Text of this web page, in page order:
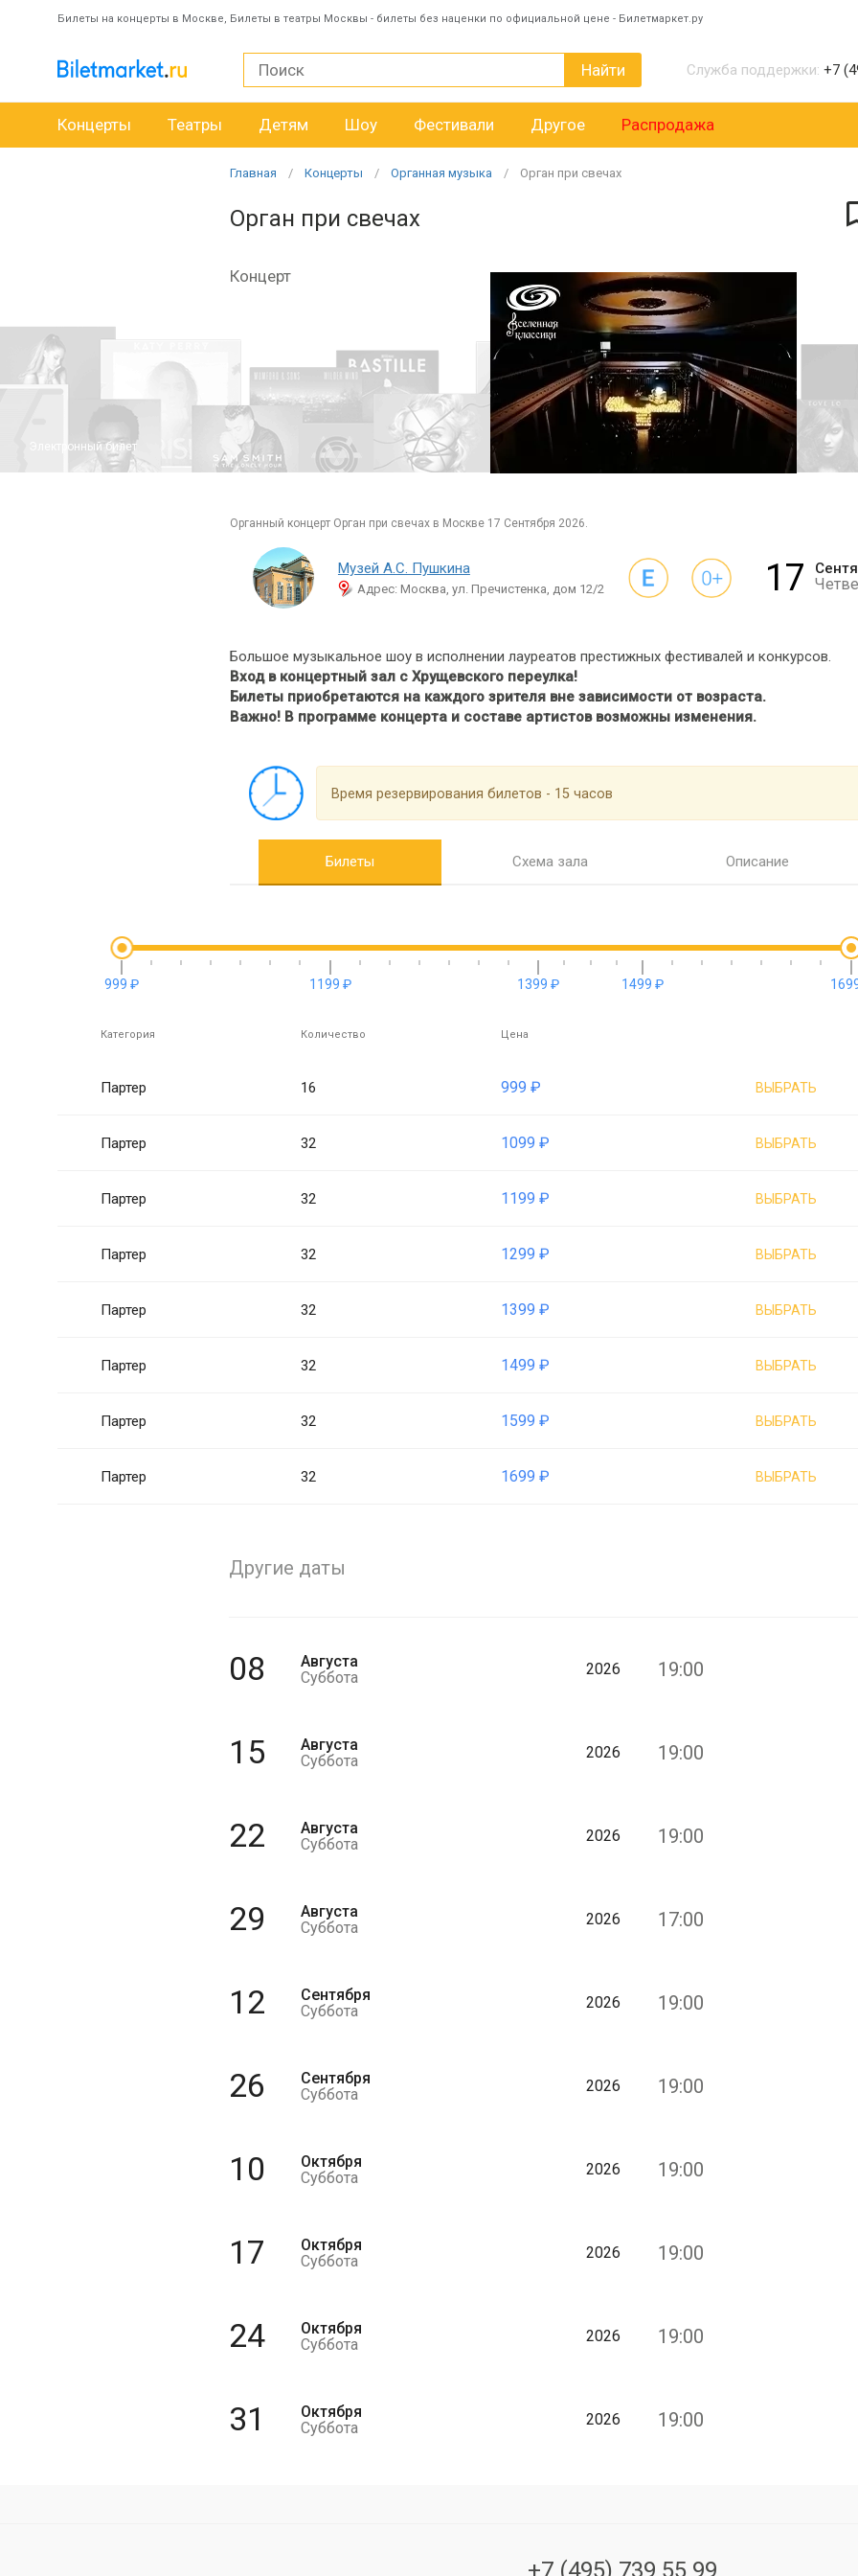
Билеты на концерты в Москве, Билеты в театры Москвы - билеты без наценки по официальной цене - Билетмаркет.ру
Найти Служба поддержки: +7
Концерты Театры Детям Шоу Фестивали Другое Распродажа
Главная Концерты Органная музыка Орган при свечах
Орган при свечах
Концерт
Электронный билет
органный концерт Орган при свечах в Москве 17 Сентября 2026.
Музей А.С. Пушкина
Адрес: Москва, ул. Пречистенка, дом 12/2 17
Большое музыкальное шоу в исполнении лауреатов престижных фестивалей и конкурсов.
Вход в концертный зал с Хрущевского переулка!
Билеты приобретаются на каждого зрителя вне зависимости от возраста.
Важно! В программе концерта и составе артистов возможны изменения.
Время резервирования билетов - 15 часов
Билеты Схема зала Описание
999 ₽ 1199 ₽ 1399 ₽ 1499 ₽
Категория Количество Цена
Партер 16 999 ₽ ВЫБРАТЬ
Партер 32 1099 ₽ ВЫБРАТЬ
Партер 32 1199 ₽ ВЫБРАТЬ
Партер 32 1299 ₽ ВЫБРАТЬ
Партер 32 1399 ₽ ВЫБРАТЬ
Партер 32 1499 ₽ ВЫБРАТЬ
Партер 32 1599 ₽ ВЫБРАТЬ
Партер 32 1699 ₽ ВЫБРАТЬ
Другие даты
08
Августа
Суббота
2026 19:00
15
Августа
Суббота
2026 19:00
22
Августа
Суббота
2026 19:00
29
Августа
Суббота
2026 17:00
12
Сентября
Суббота
2026 19:00
26
Сентября
Суббота
2026 19:00
10
Октября
Суббота
2026 19:00
17
Октября
Суббота
2026 19:00
24
Октября
Суббота
2026 19:00
31
Октября
Суббота
2026 19:00
+7 (495) 739 55 99